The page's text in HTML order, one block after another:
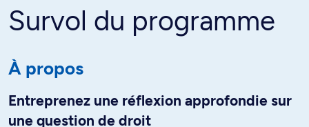
Survol du programme
À propos
Entreprenez une réflexion approfondie sur
une question de droit